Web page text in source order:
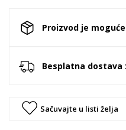
Proizvod je
Besplatna dostava
Sačuvajte u listi želja